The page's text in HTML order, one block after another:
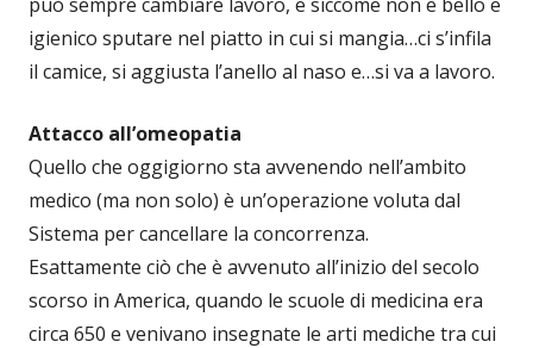
igienico sputare nel piatto in cui si mangia…ci s’infila
il camice, si aggiusta l’anello al naso e…si va a lavoro.
Attacco all’omeopatia
Quello che oggigiorno sta avvenendo nell’ambito
medico (ma non solo) è un’operazione voluta dal
Sistema per cancellare la concorrenza.
Esattamente ciò che è avvenuto all’inizio del secolo
scorso in America, quando le scuole di medicina era
circa 650 e venivano insegnate le arti mediche tra cui